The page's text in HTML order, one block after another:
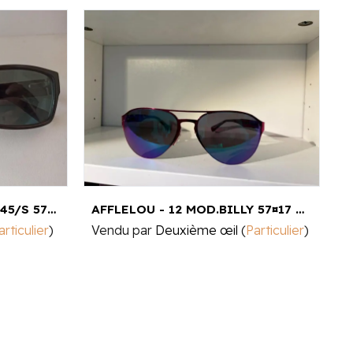
EMPORIO ARMANI - EA9745/S 57-15
)
AFFLELOU - 12 MOD.BILLY 57¤17 C13 135MM
Vendu par Deuxième œil (Particulier)